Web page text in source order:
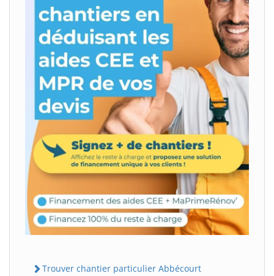
Trouver chantier particulier Abbécourt